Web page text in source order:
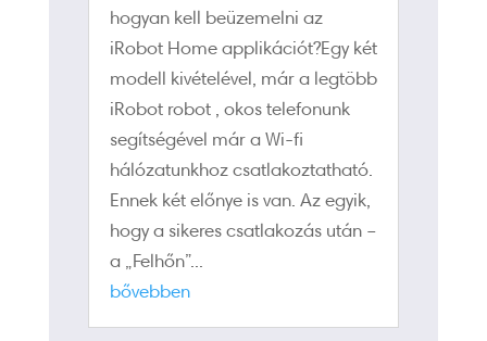
hogyan kell beüzemelni az
iRobot Home applikációt?Egy két
modell kivételével, már a legtöbb
iRobot robot , okos telefonunk
segítségével már a Wi-fi
hálózatunkhoz csatlakoztatható.
Ennek két előnye is van. Az egyik,
hogy a sikeres csatlakozás után –
a „Felhőn”...
bővebben